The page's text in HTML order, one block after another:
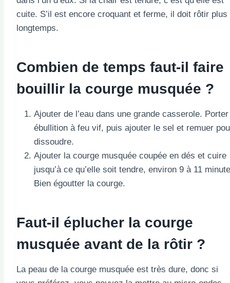
cuite. S’il est encore croquant et ferme, il doit rôtir plus
longtemps.
Combien de temps faut-il faire
bouillir la courge musquée ?
Ajouter de l’eau dans une grande casserole.
ébullition à feu vif, puis ajouter le sel et remuer
dissoudre.
Ajouter la courge musquée coupée en dés et cuire
jusqu’à ce qu’elle soit tendre, environ 9 à 11
Bien égoutter la courge.
Faut-il éplucher la courge
musquée avant de la rôtir ?
La peau de la courge musquée est très dure, donc si